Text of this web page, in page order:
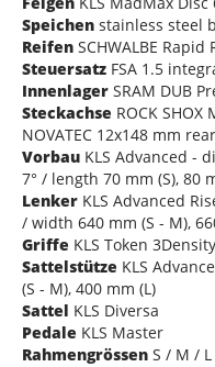
Speichen stainless steel
Reifen SCHWALBE Rapid
Steuersatz FSA 1.5
Innenlager SRAM DUB
Steckachse ROCK
NOVATEC 12x148 mm rear
Vorbau KLS Advanced -
7° / length 70 mm (S), 80
Lenker KLS Advanced
/ width 640 mm (S - M),
Griffe KLS Token 3Density
Sattelstütze KLS
(S - M), 400 mm (L)
Sattel KLS Diversa
Pedale KLS Master
Rahmengrössen S / M / L